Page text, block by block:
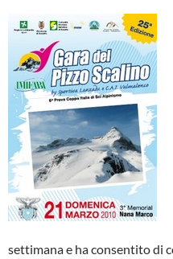
settimana e ha consentito di